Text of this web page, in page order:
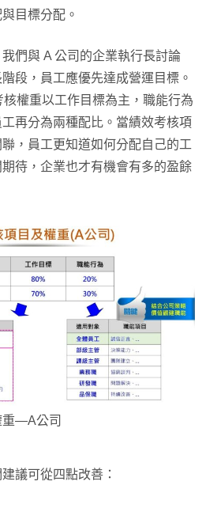
目標分配。
們與 A 公司的企業執行長討論
段，員工應優先達成營運目標。
核權重以工作目標為主，職能行為
再分為兩種配比。當績效考核項
，員工更知道如何分配自己的工
待，企業也才有機會有多的盈餘
重—A公司
議可從四點改善：